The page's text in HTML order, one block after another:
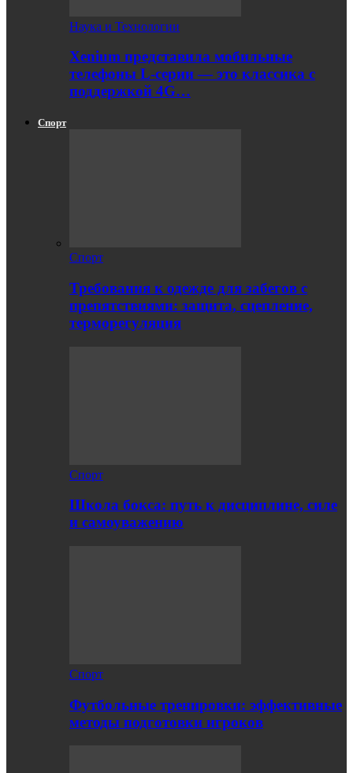
Наука и Технологии
Xenium представила мобильные
телефоны L-серии — это классика с
поддержкой 4G…
Спорт
Спорт
Требования к одежде для забегов с
препятствиями: защита, сцепление,
терморегуляция
Спорт
Школа бокса: путь к дисциплине, силе
и самоуважению
Спорт
Футбольные тренировки: эффективные
методы подготовки игроков